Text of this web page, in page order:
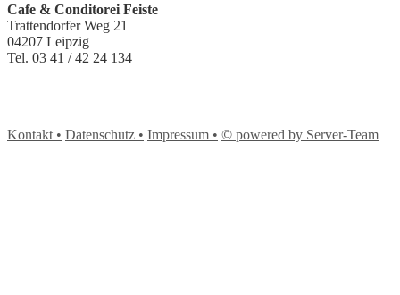
Cafe & Conditorei Feiste
Trattendorfer Weg 21
04207 Leipzig
Tel. 03 41 / 42 24 134
Kontakt • Datenschutz • Impressum • © powered by Server-Team